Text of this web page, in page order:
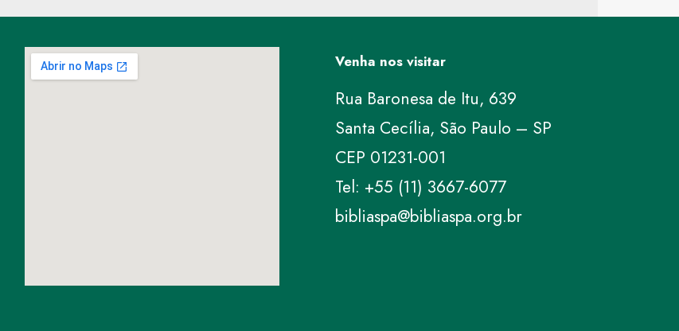
Venha nos visitar
Rua Baronesa de Itu, 639
Santa Cecília, São Paulo – SP
CEP 01231-001
Tel: +55 (11) 3667-6077
bibliaspa@bibliaspa.org.br